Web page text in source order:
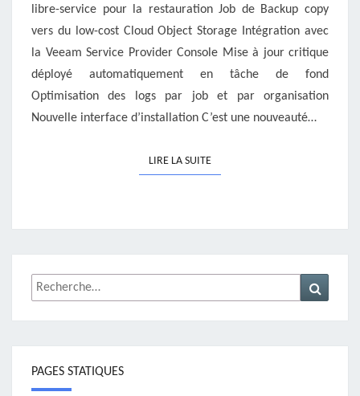
libre-service pour la restauration Job de Backup copy
vers du low-cost Cloud Object Storage Intégration avec
la Veeam Service Provider Console Mise à jour critique
déployé automatiquement en tâche de fond
Optimisation des logs par job et par organisation
Nouvelle interface d’installation C’est une nouveauté…
LIRE LA SUITELIRE LA SUITE
Rechercher :
PAGES STATIQUES